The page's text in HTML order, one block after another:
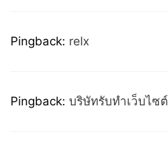
Pingback: relx
Pingback: บริษัทรับทำเว็บไซต์